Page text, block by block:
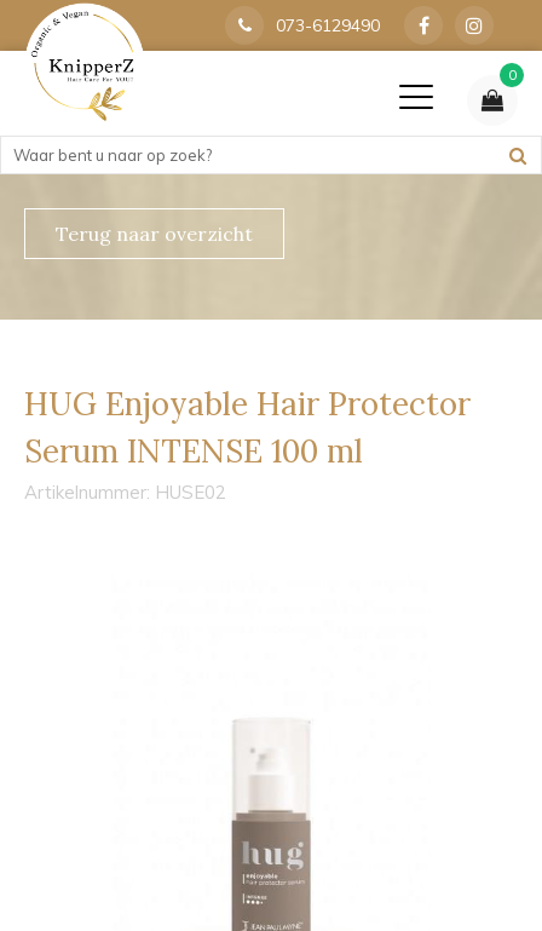
073-6129490
0
Terug naar overzicht
HUG Enjoyable Hair Protector
Serum INTENSE 100 ml
Artikelnummer: HUSE02